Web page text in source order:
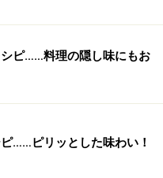
ピ……料理の隠し味にもお
……ピリッとした味わい！